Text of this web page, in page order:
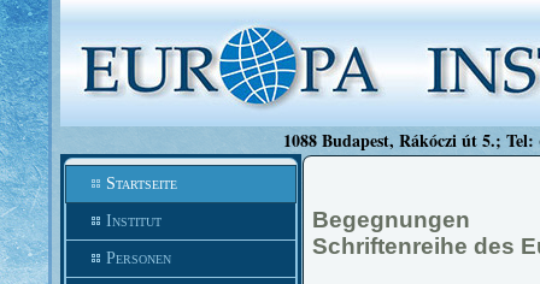
1088 Budapest, Rákóczi út 5.;
Startseite
Institut
Personen
Begegnungen
Schriftenreihe des